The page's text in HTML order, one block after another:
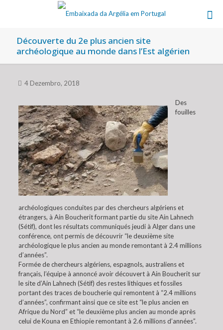
Découverte du 2e plus ancien site
archéologique au monde dans l’Est algérien
4 Dezembro, 2018
Des
fouilles
archéologiques conduites par des chercheurs algériens et
étrangers, à Ain Boucherit formant partie du site Ain Lahnech
(Sétif), dont les résultats communiqués jeudi à Alger dans une
conférence, ont permis de découvrir “le deuxième site
archéologique le plus ancien au monde remontant à 2.4 millions
d’années”.
Formée de chercheurs algériens, espagnols, australiens et
français, l’équipe à annoncé avoir découvert à Ain Boucherit sur
le site d’Ain Lahnech (Sétif) des restes lithiques et fossiles
portant des traces de boucherie qui remontent à “2.4 millions
d’années”, confirmant ainsi que ce site est “le plus ancien en
Afrique du Nord” et “le deuxième plus ancien au monde après
celui de Kouna en Ethiopie remontant à 2.6 millions d’années”.